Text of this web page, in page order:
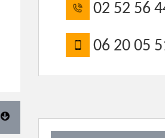
02 52 56
06 20 05